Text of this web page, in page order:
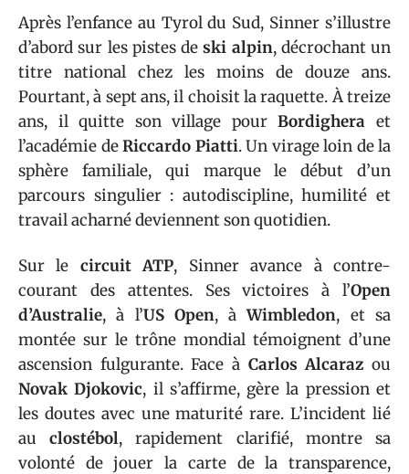
Après l’enfance au Tyrol du Sud, Sinner s’illustre
d’abord sur les pistes deski alpin, décrochant un
titre national chez les moins de douze ans.
Pourtant, à sept ans, il choisit la raquette. À treize
ans, il quitte son village pourBordighera et
l’académie deRiccardo Piatti. Un virage loin de la
sphère familiale, qui marque le début d’un
parcours singulier : autodiscipline, humilité et
travail acharné deviennent son quotidien.
Sur le circuit ATP, Sinner avance à contre-
courant des attentes. Ses victoires à l’Open
d’Australie, à l’US Open, àWimbledon, et sa
montée sur le trône mondial témoignent d’une
ascension fulgurante. Face à Carlos Alcaraz ou
Novak Djokovic, il s’affirme, gère la pression et
les doutes avec une maturité rare. L’incident lié
auclostébol, rapidement clarifié, montre sa
volonté de jouer la carte de la transparence,